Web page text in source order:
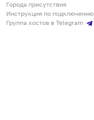
Города присутствия
Инструкция по подключению
Группа хостов в Telegram